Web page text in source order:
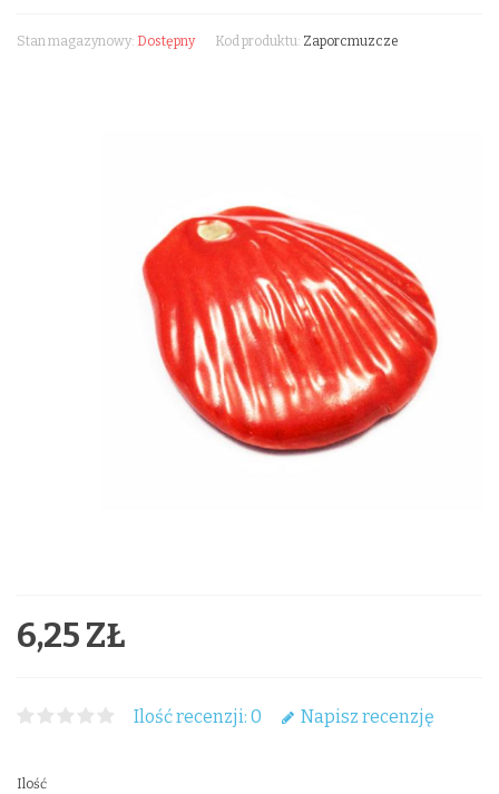
Stan magazynowy: Dostępny Kod produktu: Zaporcmuzcze
6,25 ZŁ
Ilość recenzji: 0 Napisz recenzję
Ilość